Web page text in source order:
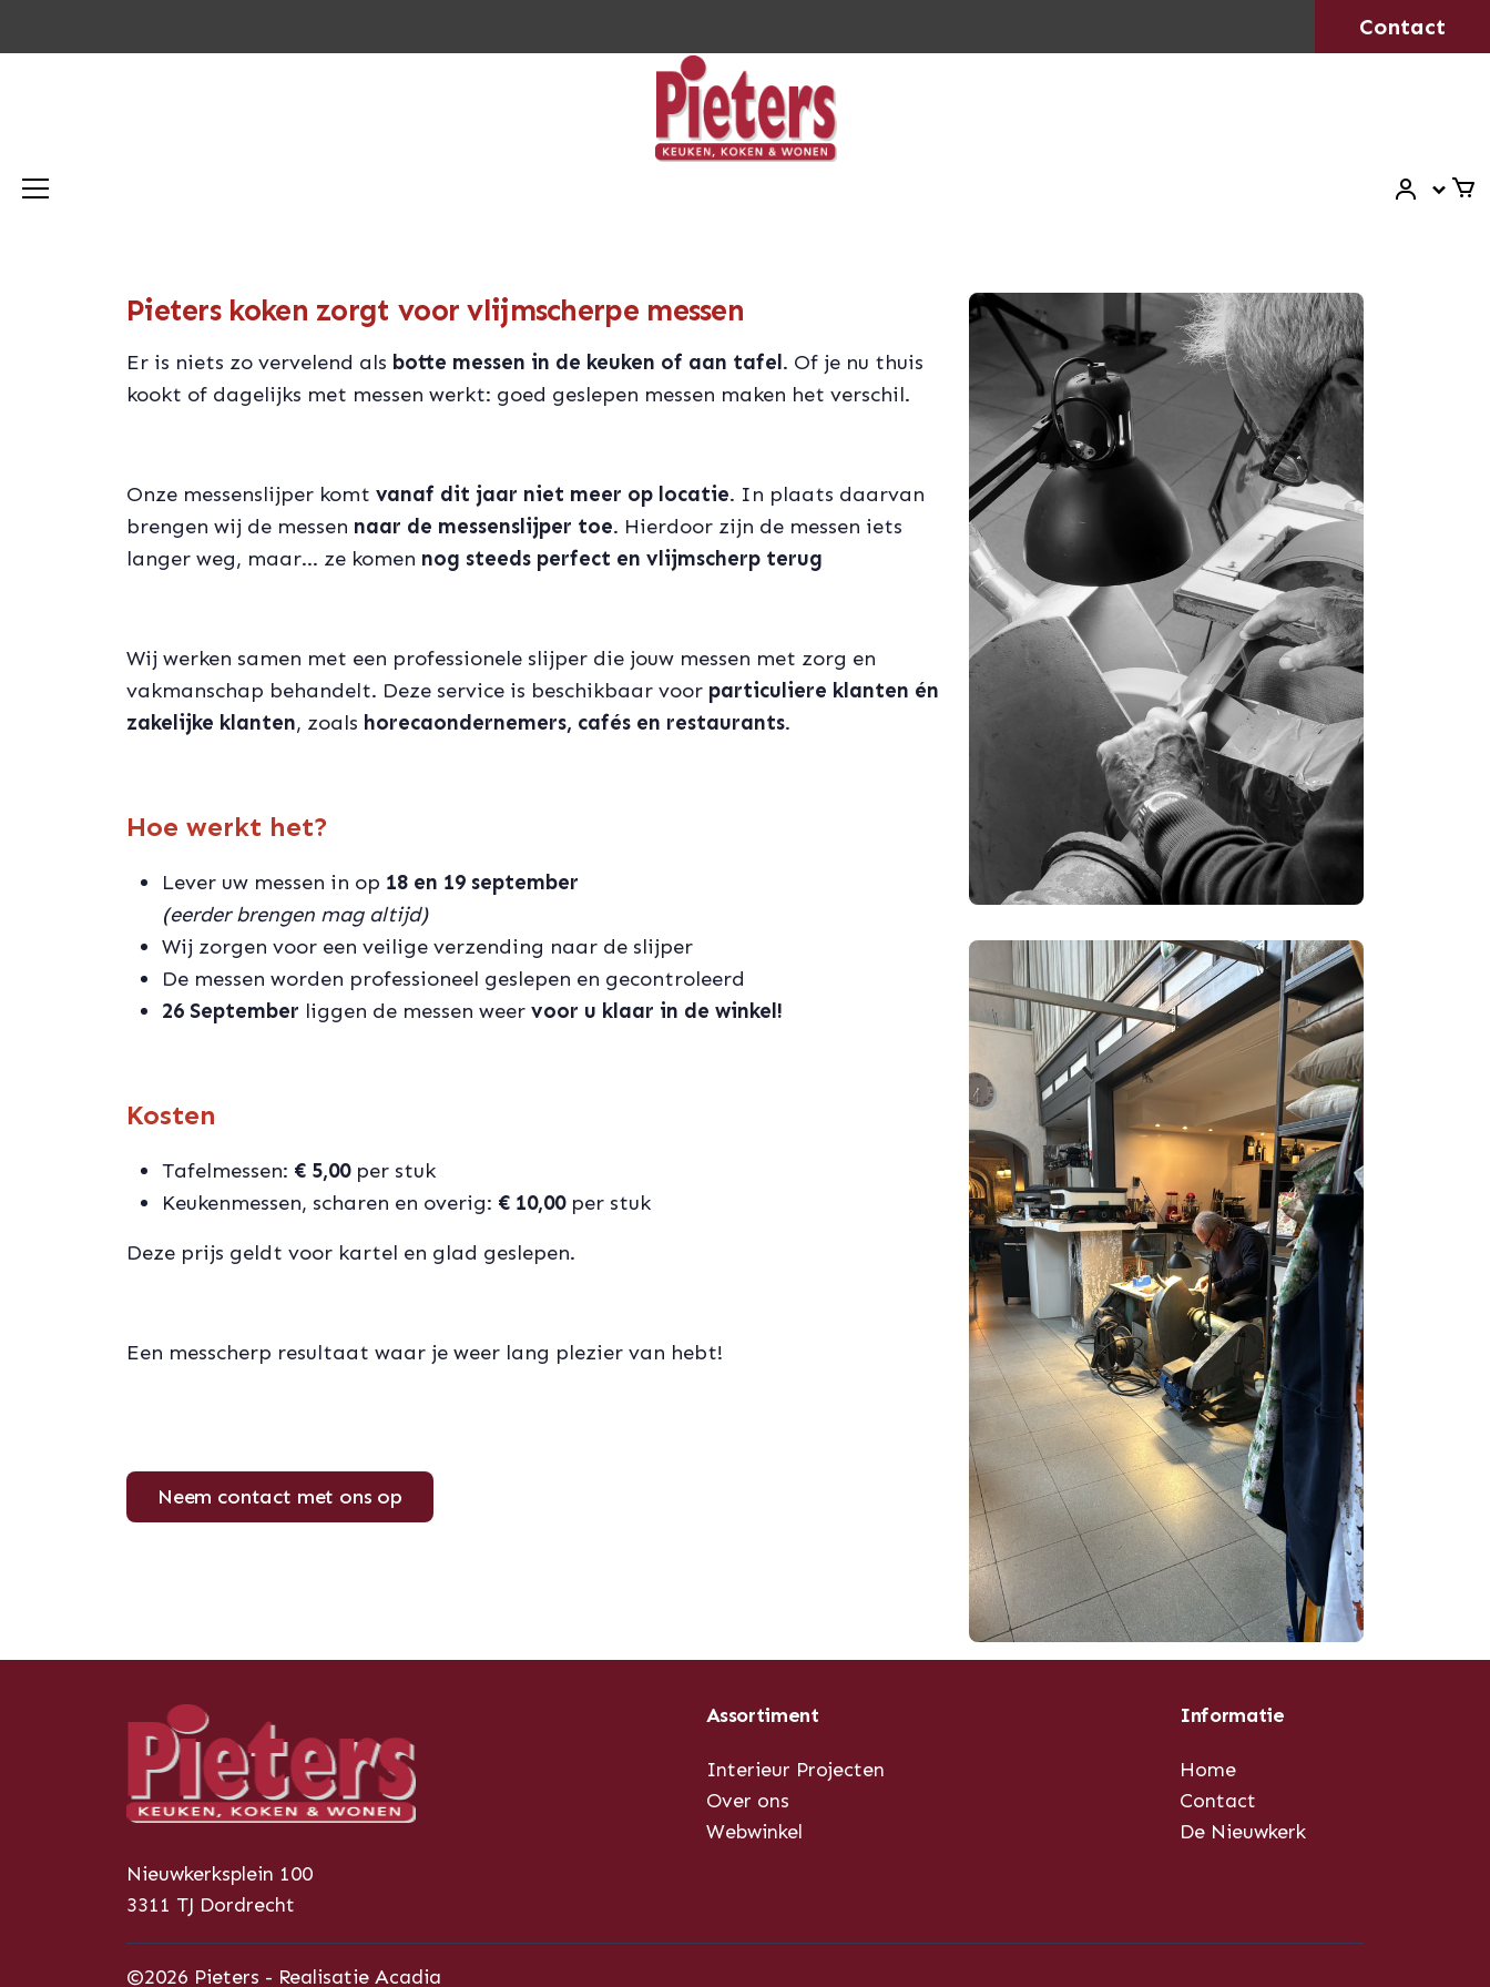
Contact
Pieters koken zorgt voor vlijmscherpe messen
Er is niets zo vervelend als botte messen in de keuken of aan tafel. Of je nu thuis
kookt of dagelijks met messen werkt: goed geslepen messen maken het verschil.
Onze messenslijper komt vanaf dit jaar niet meer op locatie. In plaats daarvan
brengen wij de messen naar de messenslijper toe. Hierdoor zijn de messen iets
langer weg, maar… ze komen nog steeds perfect en vlijmscherp terug
Wij werken samen met een professionele slijper die jouw messen met zorg en
vakmanschap behandelt. Deze service is beschikbaar voor particuliere klanten én
zakelijke klanten, zoals horecaondernemers, cafés en restaurants.
Hoe werkt het?
Lever uw messen in op 18 en 19 september
(eerder brengen mag altijd)
Wij zorgen voor een veilige verzending naar de slijper
De messen worden professioneel geslepen en gecontroleerd
26 September liggen de messen weer voor u klaar in de winkel!
Kosten
Tafelmessen: € 5,00per stuk
Keukenmessen, scharen en overig: € 10,00per stuk
Deze prijs geldt voor kartel en glad geslepen.
Een messcherp resultaat waar je weer lang plezier van hebt!
Neem contact met ons op
Assortiment
Interieur Projecten
Over ons
Webwinkel
Informatie
Home
Contact
De Nieuwkerk
Nieuwkerksplein 100
3311 TJ Dordrecht
©2026 Pieters - Realisatie Acadia